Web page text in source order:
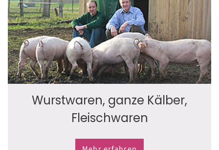
Wurstwaren, ganze Kälber,
Fleischwaren